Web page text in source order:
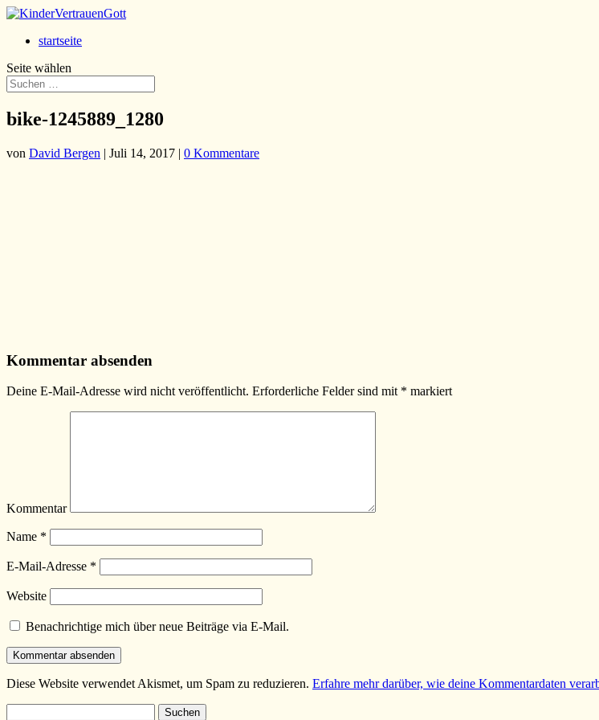
startseite
Seite wählen
bike-1245889_1280
von David Bergen | Juli 14, 2017 | 0 Kommentare
Kommentar absenden
Deine E-Mail-Adresse wird nicht veröffentlicht. Erforderliche Felder sind mit * markiert
Kommentar
Name *
E-Mail-Adresse *
Website
Benachrichtige mich über neue Beiträge via E-Mail.
Diese Website verwendet Akismet, um Spam zu reduzieren. Erfahre mehr darüber, wie deine Kommentardaten